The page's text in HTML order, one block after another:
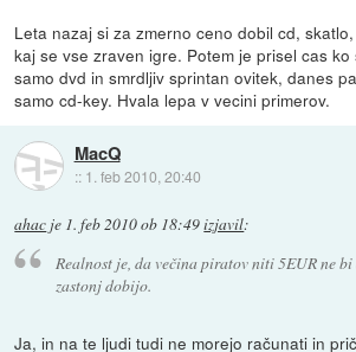
Leta nazaj si za zmerno ceno dobil cd,
kaj se vse zraven igre. Potem je prisel cas
samo dvd in smrdljiv sprintan ovitek, danes
samo cd-key. Hvala lepa v vecini primerov.
MacQ
:: 1. feb 2010, 20:40
ahac je 1. feb 2010 ob 18:49izjavil:
Realnost je, da večina piratov niti 5EUR ne
zastonj dobijo.
Ja, in na te ljudi tudi ne morejo računati in